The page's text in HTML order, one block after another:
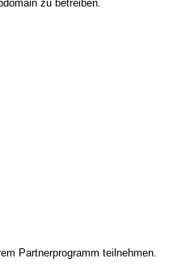
zu betreiben.
Partnerprogramm teilnehmen.